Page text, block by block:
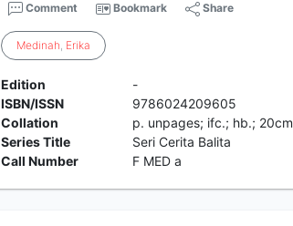
Comment Bookmark Share
Medinah, Erika
Edition
-
ISBN/ISSN
9786024209605
Collation
p. unpages; ifc.; hb.; 20cm
Series Title
Seri Cerita Balita
Call Number
F MED a